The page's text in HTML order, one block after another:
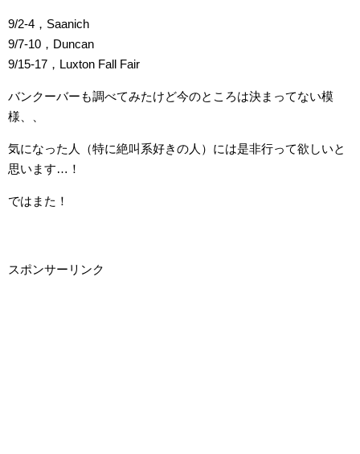
9/2-4，Saanich
9/7-10，Duncan
9/15-17，Luxton Fall Fair
バンクーバーも調べてみたけど今のところは決まってない模
様、、
気になった人（特に絶叫系好きの人）には是非行って欲しいと
思います…！
ではまた！
スポンサーリンク